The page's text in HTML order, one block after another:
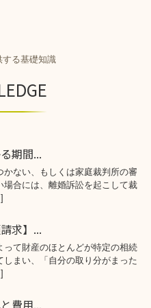
る基礎知識
期間...
かない、もしくは家庭裁判所の審
場合には、離婚訴訟を起こして裁
求】...
って財産のほとんどが特定の相続
しまい、「自分の取り分がまった
費用...